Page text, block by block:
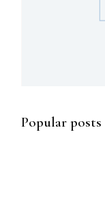
Popular posts